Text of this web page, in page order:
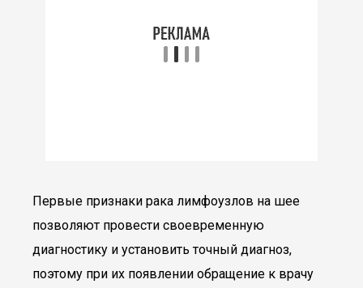
Первые признаки рака лимфоузлов на шее
позволяют провести своевременную
диагностику и установить точный диагноз,
поэтому при их появлении обращение к врачу